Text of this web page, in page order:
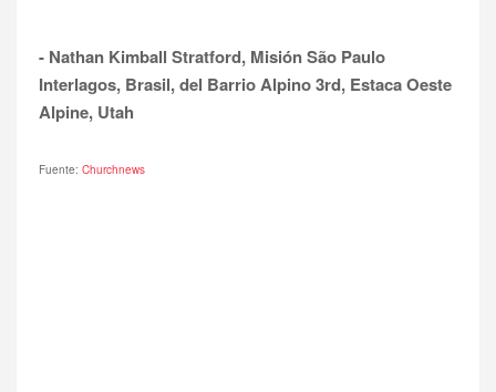
- Nathan Kimball Stratford, Misión São Paulo
Interlagos, Brasil, del Barrio Alpino 3rd, Estaca Oeste
Alpine, Utah
Fuente: Churchnews